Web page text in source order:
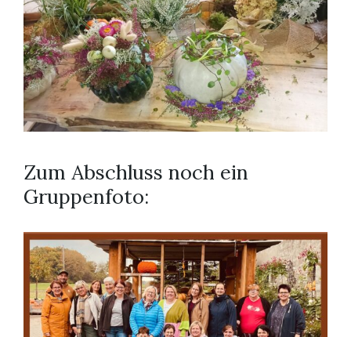
Zum Abschluss noch ein
Gruppenfoto: